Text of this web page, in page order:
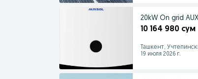
10 164 980 сум
Ташкент,
19 июля 2026 г.